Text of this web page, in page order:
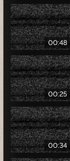
00:48
00:25
00:34